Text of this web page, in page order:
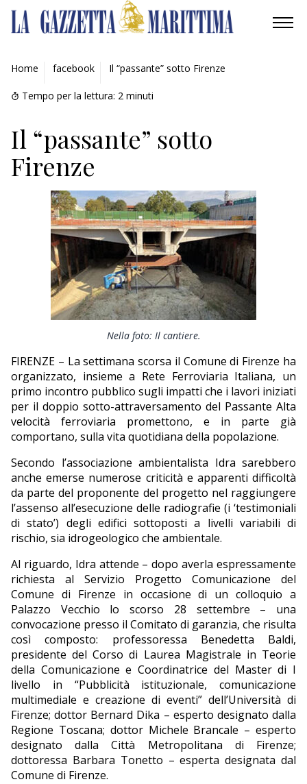
AMBIENTE
MOBILITÀ
INDUSTRIA
RICERCA
ECONOMIA
TURISMO
CULTURA
NAUTICA
Home facebook Il “passante” sotto Firenze
Tempo per la lettura: 2 minuti
Il “passante” sotto
Firenze
Nella foto: Il cantiere.
FIRENZE – La settimana scorsa il Comune di Firenze ha
organizzato, insieme a Rete Ferroviaria Italiana, un
primo incontro pubblico sugli impatti che i lavori iniziati
per il doppio sotto-attraversamento del Passante Alta
velocità ferroviaria promettono, e in parte già
comportano, sulla vita quotidiana della popolazione.
Secondo l’associazione ambientalista Idra sarebbero
anche emerse numerose criticità e apparenti difficoltà
da parte del proponente del progetto nel raggiungere
l’assenso all’esecuzione delle radiografie (i ‘testimoniali
di stato’) degli edifici sottoposti a livelli variabili di
rischio, sia idrogeologico che ambientale.
Al riguardo, Idra attende – dopo averla espressamente
richiesta al Servizio Progetto Comunicazione del
Comune di Firenze in occasione di un colloquio a
Palazzo Vecchio lo scorso 28 settembre – una
convocazione presso il Comitato di garanzia, che risulta
così composto: professoressa Benedetta Baldi,
presidente del Corso di Laurea Magistrale in Teorie
della Comunicazione e Coordinatrice del Master di I
livello in “Pubblicità istituzionale, comunicazione
multimediale e creazione di eventi” dell’Università di
Firenze; dottor Bernard Dika – esperto designato dalla
Regione Toscana; dottor Michele Brancale – esperto
designato dalla Città Metropolitana di Firenze;
dottoressa Barbara Tonetto – esperta designata dal
Comune di Firenze.